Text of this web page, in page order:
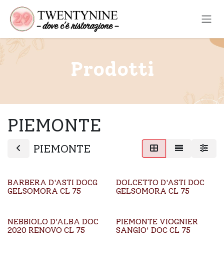
Passa al contenuto
Prodotti
PIEMONTE
PIEMONTE
BARBERA D'ASTI DOCG
GELSOMORA CL 75
DOLCETTO D'ASTI DOC
GELSOMORA CL 75
NEBBIOLO D'ALBA DOC
2020 RENOVO CL 75
PIEMONTE VIOGNIER
SANGIO' DOC CL 75